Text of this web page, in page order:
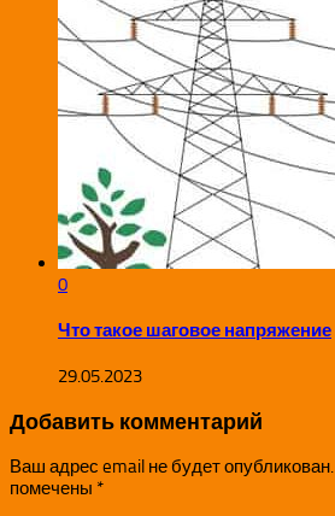
0
Что такое шаговое напряжение
29.05.2023
Добавить комментарий
Ваш адрес email не будет опубликован.
помечены *